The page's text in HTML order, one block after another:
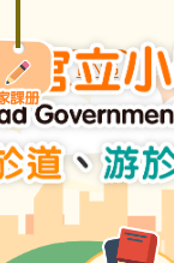
ENG